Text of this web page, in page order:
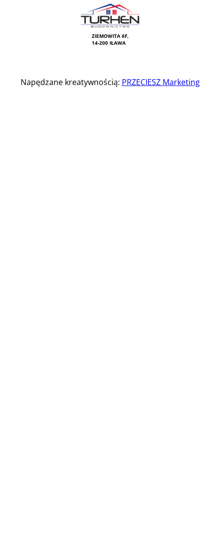
ZIEMOWITA 6F,
14-200 IŁAWA
Napędzane kreatywnością: PRZECIESZ Marketing